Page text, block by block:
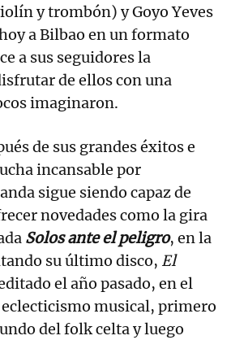
y trombón) y Goyo Yeves
a Bilbao en un formato
a sus seguidores la
de ellos con una
imaginaron.
de sus grandes éxitos e
incansable por
sigue siendo capaz de
novedades como la gira
Solos ante el peligro, en la
su último disco, El
el año pasado, en el
musical, primero
del folk celta y luego